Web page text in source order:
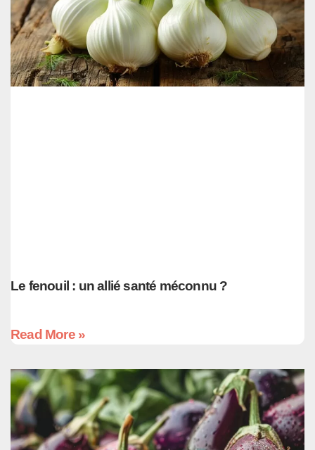
Le fenouil : un allié santé méconnu ?
Read More »